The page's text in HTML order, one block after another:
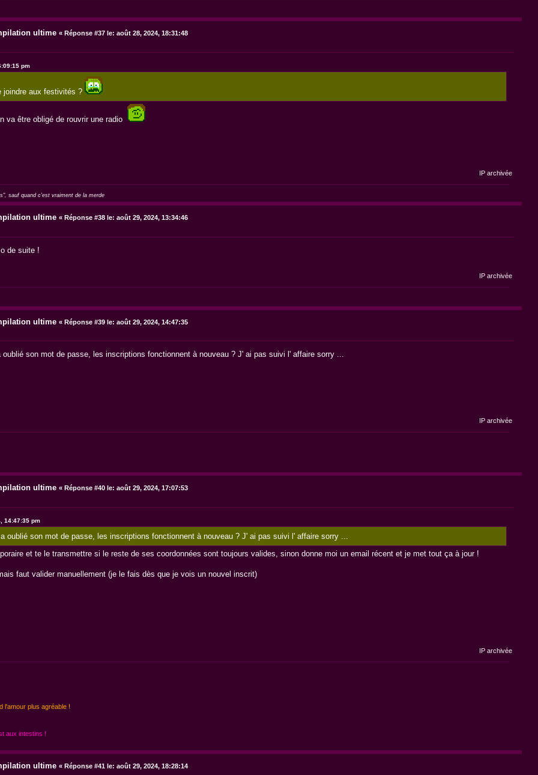
ultime « Réponse #37 le: août 28, 2024, 18:31:48
pm
joindre aux festivités ?
va être obligé de rouvrir une radio
IP archivée
sauf quand c'est vraiment de la merde
ultime « Réponse #38 le: août 29, 2024, 13:34:46
de suite !
IP archivée
ultime « Réponse #39 le: août 29, 2024, 14:47:35
son mot de passe, les inscriptions fonctionnent à nouveau ? J' ai pas suivi l' affaire sorry ...
IP archivée
ultime « Réponse #40 le: août 29, 2024, 17:07:53
14:47:35 pm
oublié son mot de passe, les inscriptions fonctionnent à nouveau ? J' ai pas suivi l' affaire sorry ...
et te le transmettre si le reste de ses coordonnées sont toujours valides, sinon donne moi un email récent et je met tout ça à jour !
faut valider manuellement (je le fais dès que je vois un nouvel inscrit)
IP archivée
l'amour plus agréable !
aux intestins !
ultime « Réponse #41 le: août 29, 2024, 18:28:14